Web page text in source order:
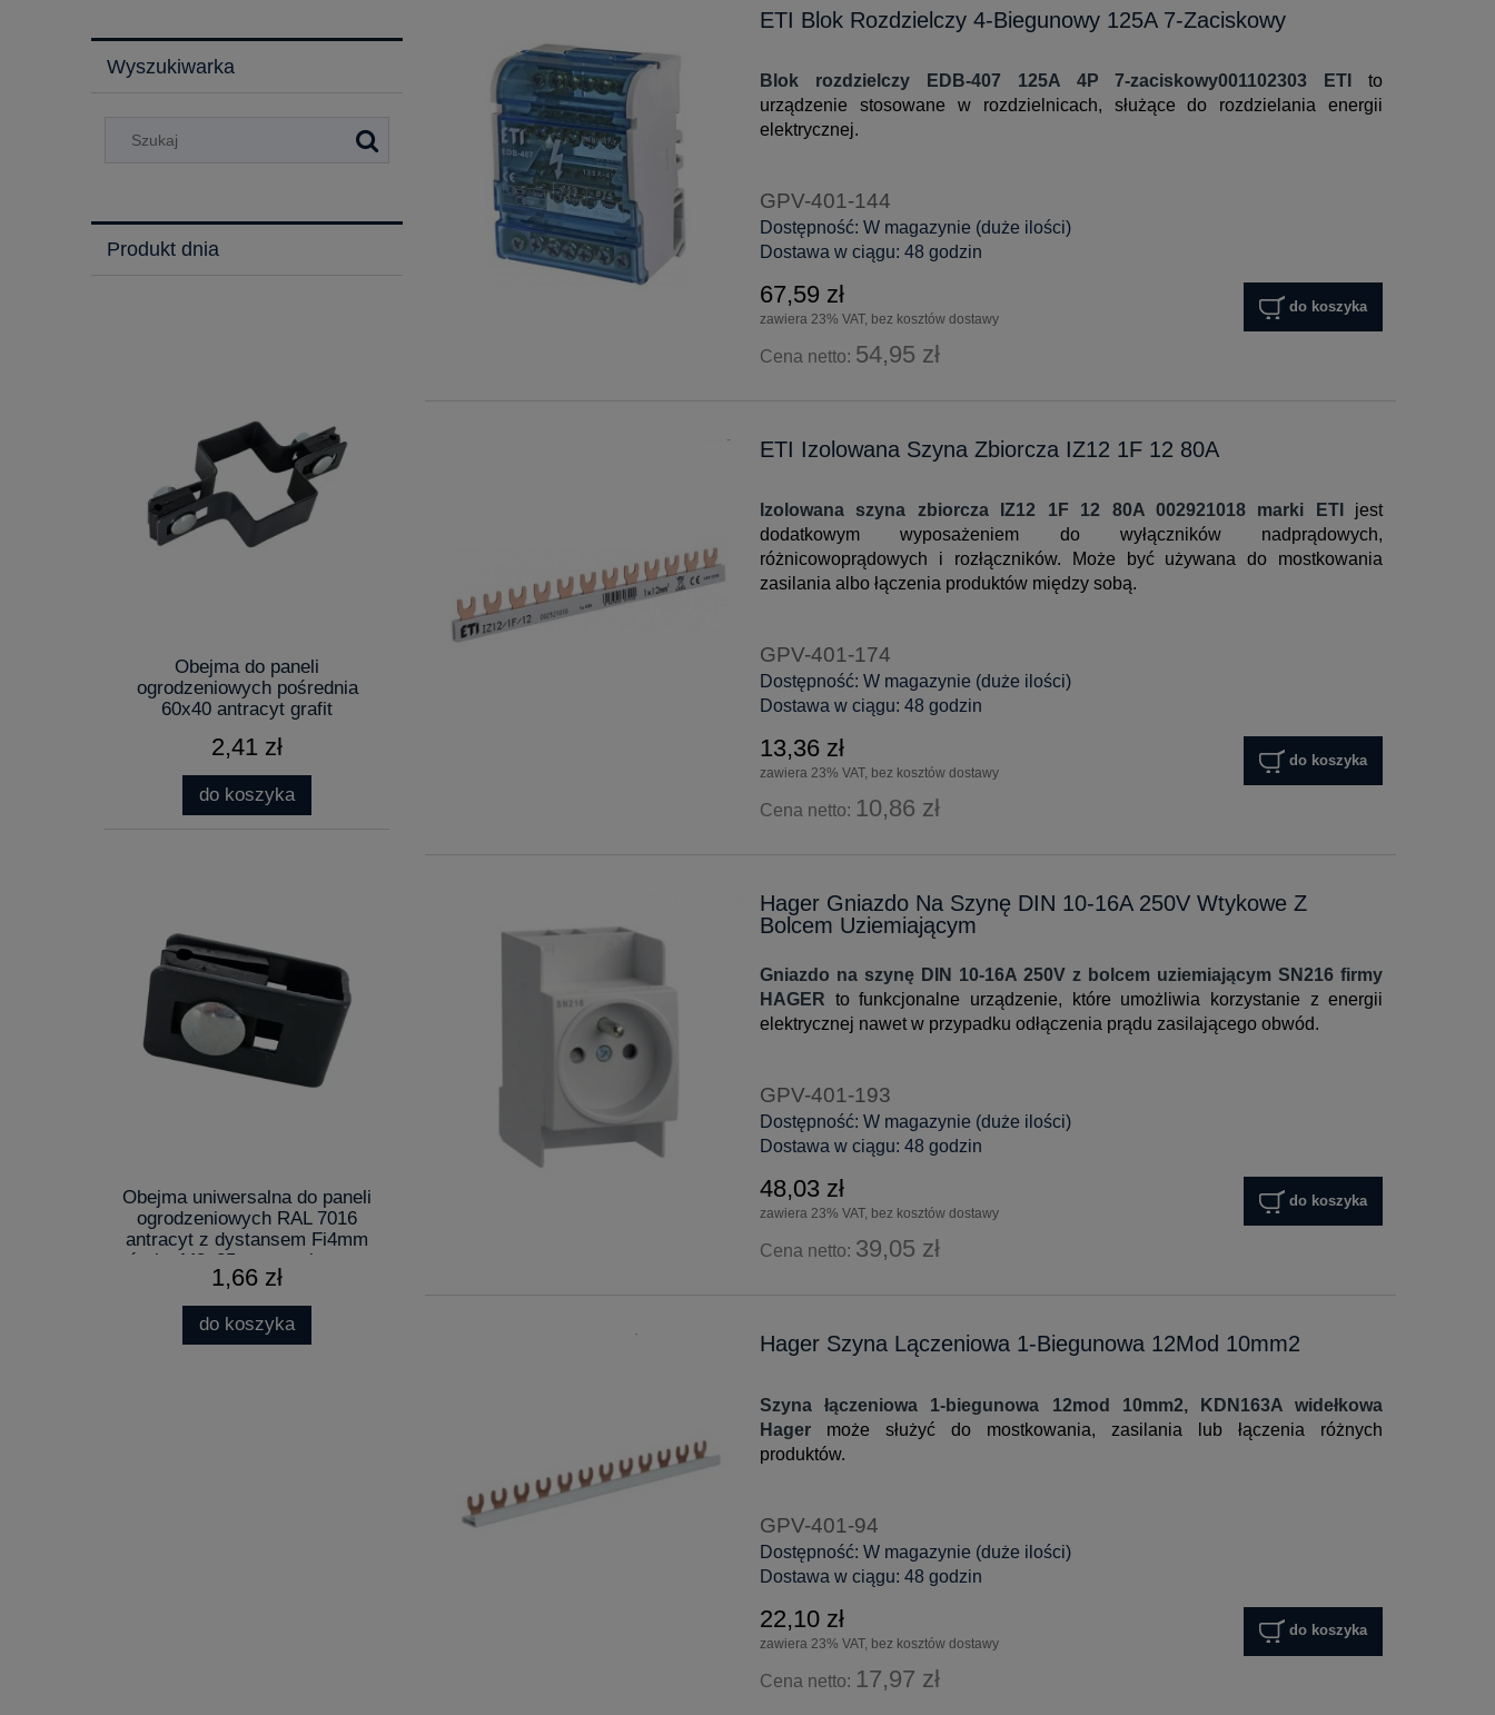
Wyszukiwarka
Produkt dnia
Obejma do paneli
ogrodzeniowych pośrednia
60x40 antracyt grafit
2,41 zł
do koszyka
Obejma uniwersalna do paneli
ogrodzeniowych RAL 7016
antracyt z dystansem Fi4mm
śrubą M8x25mm regulowana
1,66 zł
do koszyka
ETI Blok Rozdzielczy 4-Biegunowy 125A 7-Zaciskowy
Blok rozdzielczy EDB-407 125A 4P 7-zaciskowy001102303 ETI
to
urządzenie stosowane w rozdzielnicach, służące do rozdzielania energii
elektrycznej.
GPV-401-144
Dostępność: W magazynie (duże ilości)
Dostawa w ciągu: 48 godzin
67,59 zł
zawiera 23% VAT, bez kosztów dostawy
Cena netto: 54,95 zł
do koszyka
ETI Izolowana Szyna Zbiorcza IZ12 1F 12 80A
Izolowana szyna zbiorcza IZ12 1F 12 80A 002921018 marki ETI
jest
dodatkowym wyposażeniem do wyłączników nadprądowych,
różnicowoprądowych i rozłączników. Może być używana do mostkowania
zasilania albo łączenia produktów między sobą.
GPV-401-174
Dostępność: W magazynie (duże ilości)
Dostawa w ciągu: 48 godzin
13,36 zł
zawiera 23% VAT, bez kosztów dostawy
Cena netto: 10,86 zł
do koszyka
Hager Gniazdo Na Szynę DIN 10-16A 250V Wtykowe Z
Bolcem Uziemiającym
Gniazdo na szynę DIN 10-16A 250V z bolcem uziemiającym SN216 firmy
HAGER to funkcjonalne urządzenie, które umożliwia korzystanie z energii
elektrycznej nawet w przypadku odłączenia prądu zasilającego obwód.
GPV-401-193
Dostępność: W magazynie (duże ilości)
Dostawa w ciągu: 48 godzin
48,03 zł
zawiera 23% VAT, bez kosztów dostawy
Cena netto: 39,05 zł
do koszyka
Hager Szyna Lączeniowa 1-Biegunowa 12Mod 10mm2
Szyna łączeniowa 1-biegunowa 12mod 10mm2, KDN163A widełkowa
Hager może służyć do mostkowania, zasilania lub łączenia różnych
produktów.
GPV-401-94
Dostępność: W magazynie (duże ilości)
Dostawa w ciągu: 48 godzin
22,10 zł
zawiera 23% VAT, bez kosztów dostawy
Cena netto: 17,97 zł
do koszyka